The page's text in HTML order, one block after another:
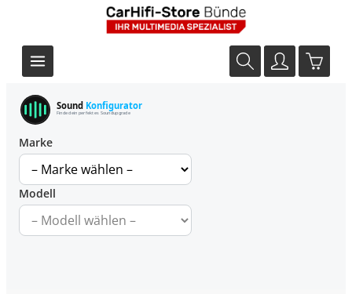
Sound Konfigurator
Finde dein perfektes Soundupgrade
Marke
Modell